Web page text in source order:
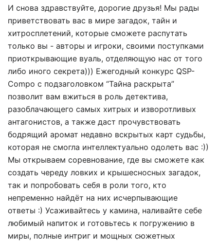
И снова здравствуйте, дорогие друзья! Мы рады
приветствовать вас в мире загадок, тайн и
хитросплетений, которые сможете распутать
только вы - авторы и игроки, своими поступками
приоткрывающие вуаль, отделяющую нас от того
либо иного секрета))) Ежегодный конкурс QSP-
Compo с подзаголовком “Тайна раскрыта”
позволит вам вжиться в роль детектива,
разоблачающего самых хитрых и изворотливых
антагонистов, а также даст прочувствовать
бодрящий аромат недавно вскрытых карт судьбы,
которая не смогла интеллектуально одолеть вас :))
Мы открываем соревнование, где вы сможете как
создать череду ловких и крышесносных загадок,
так и попробовать себя в роли того, кто
непременно найдёт на них исчерпывающие
ответы :) Усаживайтесь у камина, наливайте себе
любимый напиток и готовьтесь к погружению в
миры, полные интриг и мощных сюжетных